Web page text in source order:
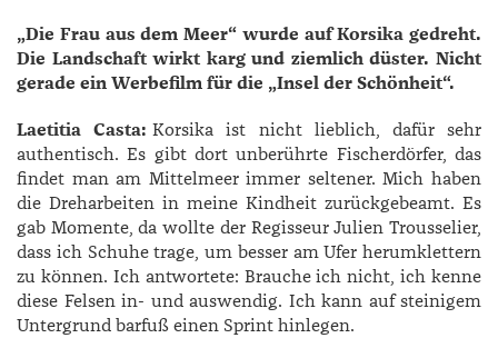
„Die Frau aus dem Meer“ wurde auf Korsika gedreht.
Die Landschaft wirkt karg und ziemlich düster. Nicht
gerade ein Werbefilm für die „Insel der Schönheit“.
Laetitia Casta: Korsika ist nicht lieblich, dafür sehr
authentisch. Es gibt dort unberührte Fischerdörfer, das
findet man am Mittelmeer immer seltener. Mich haben
die Dreharbeiten in meine Kindheit zurückgebeamt. Es
gab Momente, da wollte der Regisseur Julien Trousselier,
dass ich Schuhe trage, um besser am Ufer herumklettern
zu können. Ich antwortete: Brauche ich nicht, ich kenne
diese Felsen in- und auswendig. Ich kann auf steinigem
Untergrund barfuß einen Sprint hinlegen.